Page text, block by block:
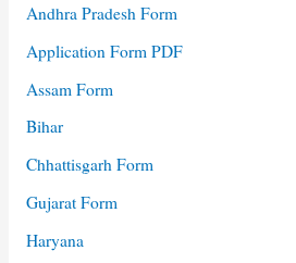
Andhra Pradesh Form
Application Form PDF
Assam Form
Bihar
Chhattisgarh Form
Gujarat Form
Haryana